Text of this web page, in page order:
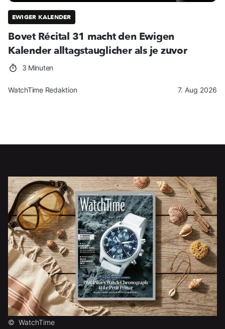
EWIGER KALENDER
Bovet Récital 31 macht den Ewigen
Kalender alltagstauglicher als je zuvor
3 Minuten
WatchTime Redaktion 7. Aug 2026
© WatchTime